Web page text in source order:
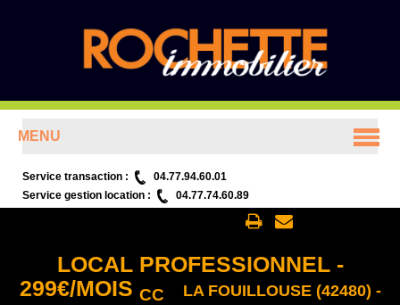
MENU
ANNONCES
Service transaction :
04.77.94.60.01
Service gestion location :
04.77.74.60.89
LOCAL PROFESSIONNEL -
299€/MOIS CC
LA FOUILLOUSE (42480) -